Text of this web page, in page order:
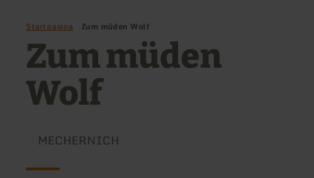
Startpagina Zum müden Wolf
Zum müden
Wolf
MECHERNICH